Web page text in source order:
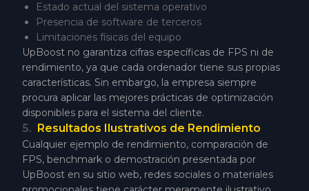
Estado actual del sistema operativo
Presencia de software de terceros
Limitaciones físicas del equipo
UpBoost no garantiza cifras específicas de FPS ni de
rendimiento, ya que cada ordenador tiene sus propias
características. Sin embargo, la empresa siempre
procura aplicar las mejores prácticas de optimización
disponibles para el sistema del cliente.
5. Resultados Ilustrativos de Rendimiento
Cualquier ejemplo de rendimiento, comparación de
FPS, benchmark o demostración presentada por
UpBoost en su sitio web, redes sociales o materiales